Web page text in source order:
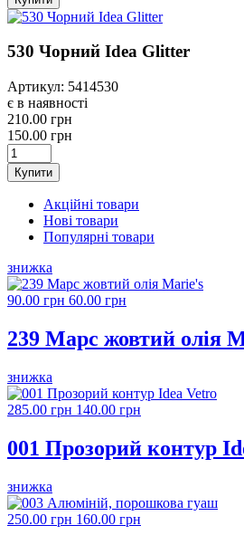
530 Чорний Idea Glitter
Артикул: 5414530
є в наявності
210.00 грн
150.00 грн
Купити
Акційні товари
Нові товари
Популярні товари
знижка
90.00 грн 60.00 грн
239 Марс жовтий олія
знижка
285.00 грн 140.00 грн
001 Прозорий контур
знижка
250.00 грн 160.00 грн